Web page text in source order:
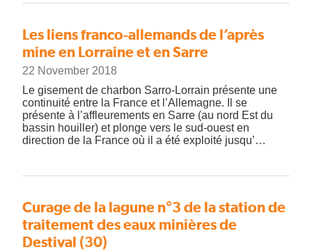
Les liens franco-allemands de l’après
mine en Lorraine et en Sarre
22 November 2018
Le gisement de charbon Sarro-Lorrain présente une
continuité entre la France et l’Allemagne. Il se
présente à l’affleurements en Sarre (au nord Est du
bassin houiller) et plonge vers le sud-ouest en
direction de la France où il a été exploité jusqu’…
Curage de la lagune n°3 de la station de
traitement des eaux minières de
Destival (30)